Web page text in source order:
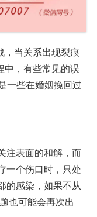
，当关系出现裂痕
中，有些常见的误
一些在婚姻挽回过
注表面的和解，而
一个伤口时，只处
的感染，如果不从
也可能会再次出